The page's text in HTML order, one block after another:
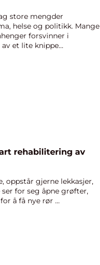
store mengder
helse og politikk. Mange
forsvinner i
et lite knippe
rehabilitering av
oppstår gjerne lekkasjer,
for seg åpne grøfter,
å få nye rør ...